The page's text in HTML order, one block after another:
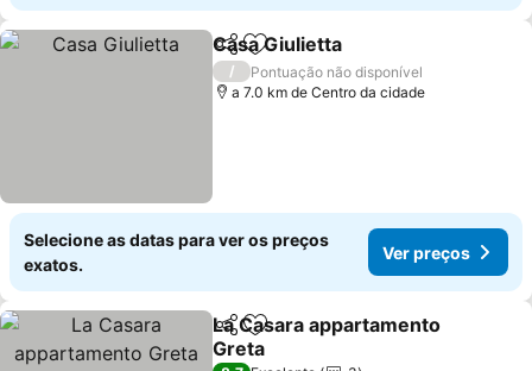
PartilharAdicionar aos favoritos
Casa Giulietta
/
Pontuação não disponível
a 7.0 km de Centro da cidade
Selecione as datas para ver os preços
exatos.
Ver preços
PartilharAdicionar aos favoritos
La Casara appartamento
Greta